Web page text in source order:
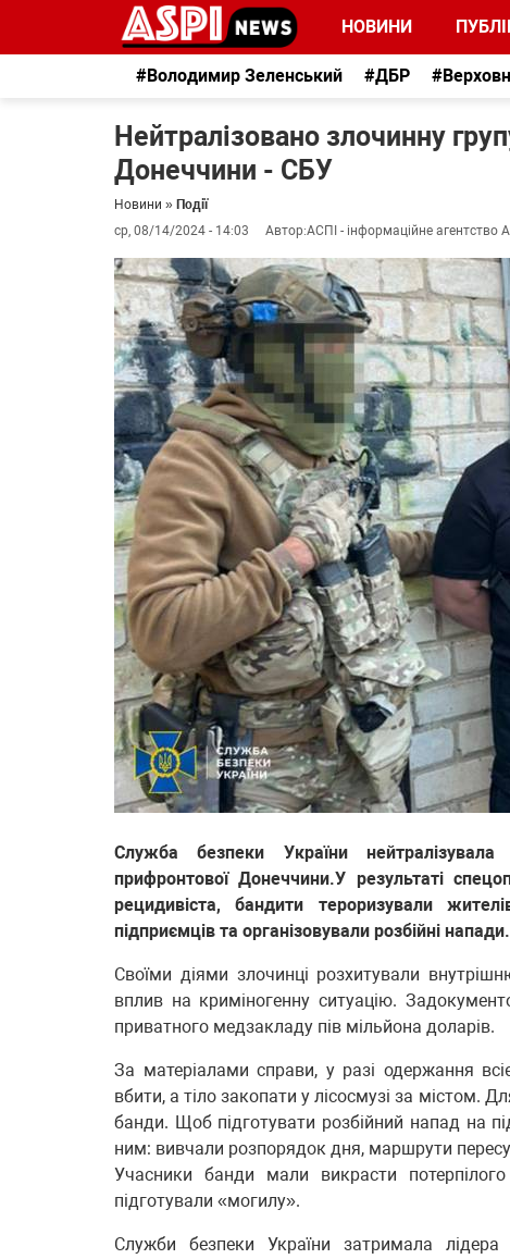
НОВИНИ
#Володимир Зеленський #ДБР
Нейтралізовано злочинну
Донеччини - СБУ
Новини » Події
ср, 08/14/2024 - 14:03
Автор:АСПІ - інформаційне агентство
Служба безпеки України
прифронтової Донеччини.У результаті
рецидивіста, бандити тероризували
підприємців та організовували розбійні напади.
Своїми діями злочинці розхитували
вплив на криміногенну ситуацію.
приватного медзакладу пів мільйона доларів.
За матеріалами справи, у разі одержання
вбити, а тіло закопати у лісосмузі за містом.
банди. Щоб підготувати розбійний напад на
ним: вивчали розпорядок дня, маршрути
Учасники банди мали викрасти
підготували «могилу».
Служби безпеки України затримала